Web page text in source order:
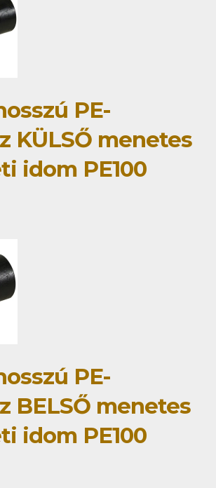
PE-
KÜLSŐ menetes
idom PE100
PE-
BELSŐ menetes
idom PE100